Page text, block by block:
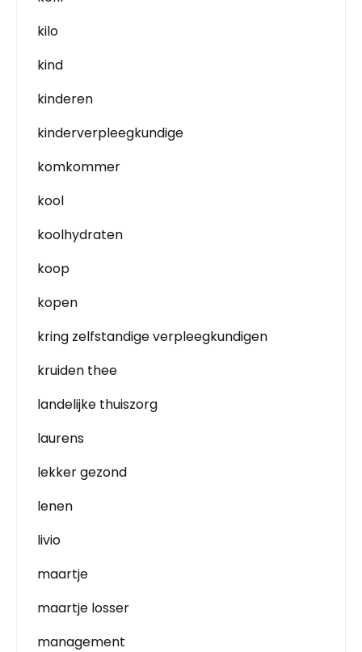
kilo
kind
kinderen
kinderverpleegkundige
komkommer
kool
koolhydraten
koop
kopen
kring zelfstandige verpleegkundigen
kruiden thee
landelijke thuiszorg
laurens
lekker gezond
lenen
livio
maartje
maartje losser
management